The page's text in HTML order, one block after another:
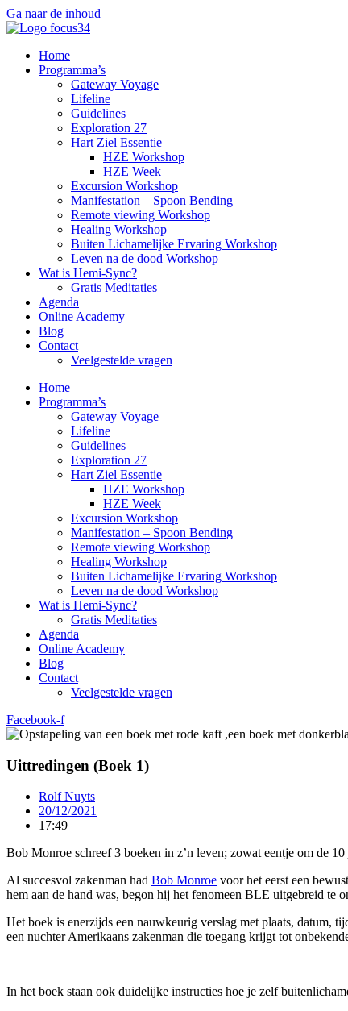
Ga naar de inhoud
Home
Programma’s
Gateway Voyage
Lifeline
Guidelines
Exploration 27
Hart Ziel Essentie
HZE Workshop
HZE Week
Excursion Workshop
Manifestation – Spoon Bending
Remote viewing Workshop
Healing Workshop
Buiten Lichamelijke Ervaring Workshop
Leven na de dood Workshop
Wat is Hemi-Sync?
Gratis Meditaties
Agenda
Online Academy
Blog
Contact
Veelgestelde vragen
Home
Programma’s
Gateway Voyage
Lifeline
Guidelines
Exploration 27
Hart Ziel Essentie
HZE Workshop
HZE Week
Excursion Workshop
Manifestation – Spoon Bending
Remote viewing Workshop
Healing Workshop
Buiten Lichamelijke Ervaring Workshop
Leven na de dood Workshop
Wat is Hemi-Sync?
Gratis Meditaties
Agenda
Online Academy
Blog
Contact
Veelgestelde vragen
Facebook-f
Uittredingen (Boek 1)
Rolf Nuyts
20/12/2021
17:49
Bob Monroe schreef 3 boeken in z’n leven; zowat eentje om de 10
Al succesvol zakenman had Bob Monroe voor het eerst een
hem aan de hand was, begon hij het fenomeen BLE uitgebreid te
Het boek is enerzijds een nauwkeurig verslag met plaats, datum,
een nuchter Amerikaans zakenman die toegang krijgt tot
In het boek staan ook duidelijke instructies hoe je zelf